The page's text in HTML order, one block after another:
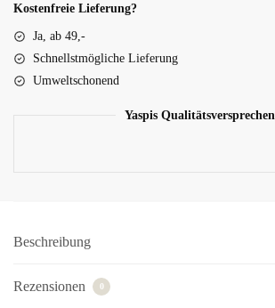
Kostenfreie Lieferung?
Ja, ab 49,-
Schnellstmögliche Lieferung
Umweltschonend
Yaspis Qualitätsversprechen
Beschreibung
Rezensionen 0